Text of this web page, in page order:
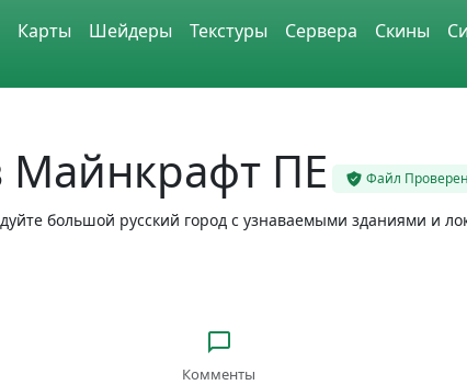
Карты Шейдеры Текстуры Сервера Скины
Майнкрафт ПЕ Файл Проверен
большой русский город с узнаваемыми зданиями и
Комменты